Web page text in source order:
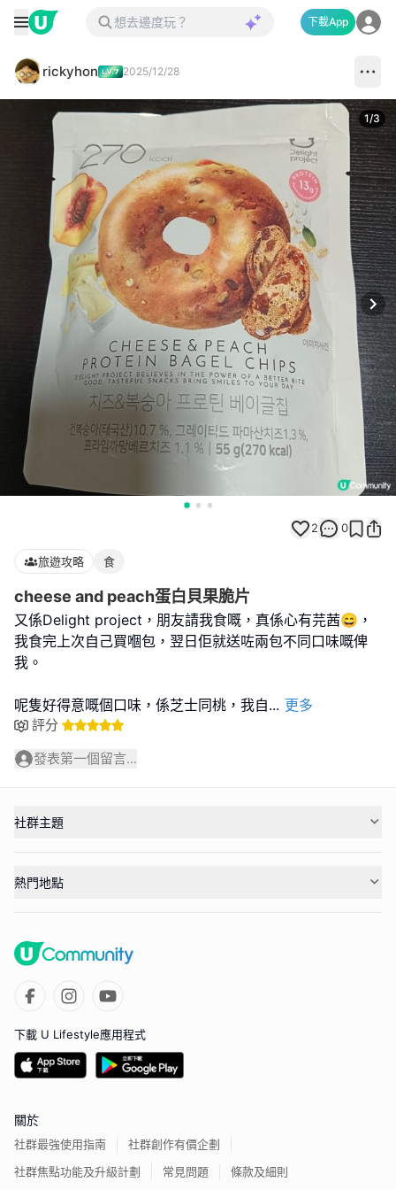
下載App
rickyhon 2025/12/28
1/3
2 0
旅遊攻略 食
cheese and peach蛋白貝果脆片
又係Delight project，朋友請我食嘅，真係心有芫茜😄，
我食完上次自己買嗰包，翌日佢就送咗兩包不同口味嘅俾
我。
呢隻好得意嘅個口味，係芝士同桃，我自... 更多
評分
發表第一個留言...
社群主題
熱門地點
下載 U Lifestyle應用程式
關於
社群最強使用指南
社群創作有價企劃
社群焦點功能及升級計劃
常見問題 條款及細則